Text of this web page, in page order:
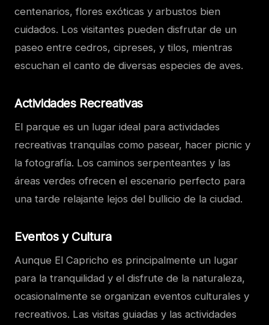
centenarios, flores exóticas y arbustos bien
cuidados. Los visitantes pueden disfrutar de un
paseo entre cedros, cipreses, y tilos, mientras
escuchan el canto de diversas especies de aves.
Actividades Recreativas
El parque es un lugar ideal para actividades
recreativas tranquilas como pasear, hacer picnic y
la fotografía. Los caminos serpenteantes y las
áreas verdes ofrecen el escenario perfecto para
una tarde relajante lejos del bullicio de la ciudad.
Eventos y Cultura
Aunque El Capricho es principalmente un lugar
para la tranquilidad y el disfrute de la naturaleza,
ocasionalmente se organizan eventos culturales y
recreativos. Las visitas guiadas y las actividades